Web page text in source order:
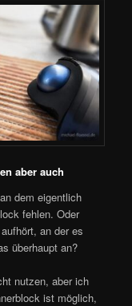
aber auch
dem eigentlich
fehlen. Oder
an der es
überhaupt an?
nutzen, aber ich
ist möglich,